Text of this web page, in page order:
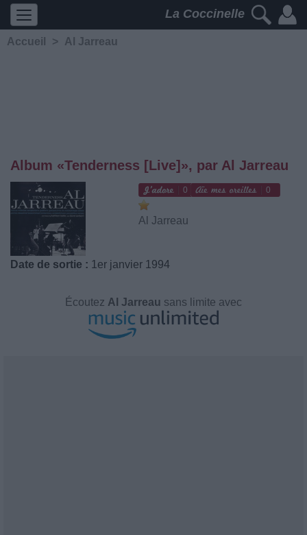
La Coccinelle
Accueil > Al Jarreau
Album «Tenderness [Live]», par Al Jarreau
0 0
Al Jarreau
Date de sortie : 1er janvier 1994
Écoutez Al Jarreau sans limite avec